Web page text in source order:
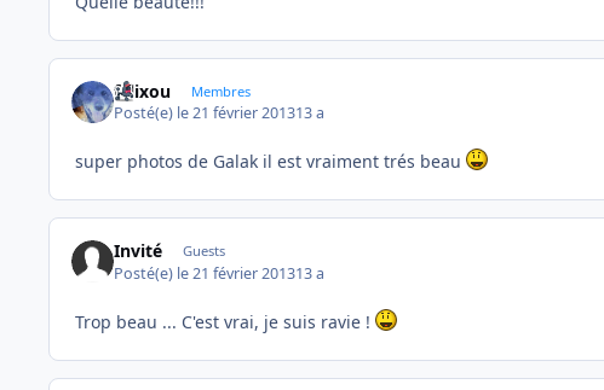
felixou Membres
Posté(e) le 21 février 201313 a
super photos de Galak il est vraiment trés beau
Invité Guests
Posté(e) le 21 février 201313 a
Trop beau ... C'est vrai, je suis ravie !